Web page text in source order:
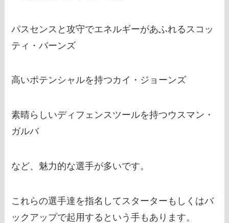
パスセンスと攻守でエネルギーがあふれるスコッ
ティ・バーンズ
高いポテンシャルを持つカイ・ジョーンズ
素晴らしいディフェンスツールを持つウスマン・
ガルバ
など、魅力的な選手が多いです。
これらの選手達を指名してスターターもしくはバ
ックアップで起用するという手もあります。